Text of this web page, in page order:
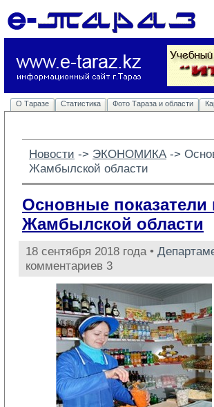
О Таразе Статистика Фото Тараза и области
Новости -> ЭКОНОМИКА ->
Жамбылской области
Основные показатели
Жамбылской области
18 сентября 2018 года •
комментариев 3